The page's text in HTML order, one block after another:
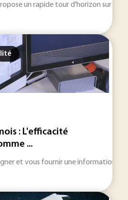
un rapide tour d'horizon sur les
: L'efficacité
...
et vous fournir une information